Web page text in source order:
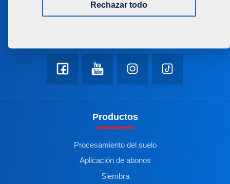
Productos
Procesamiento del suelo
Aplicación de abonos
Siembra
Rechazar todo